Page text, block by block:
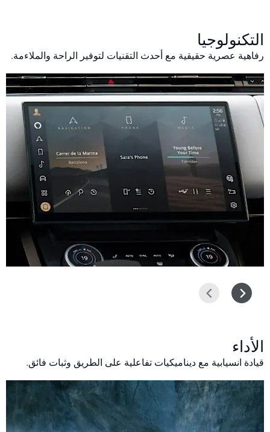
التكنولوجيا
رفاهية عصرية حقيقية مع أحدث التقنيات لتوفير الراحة والملاءمة.
التالي السابق
الأداء
قيادة انسيابية مع ديناميكيات تفاعلية على الطريق وثبات فائق.